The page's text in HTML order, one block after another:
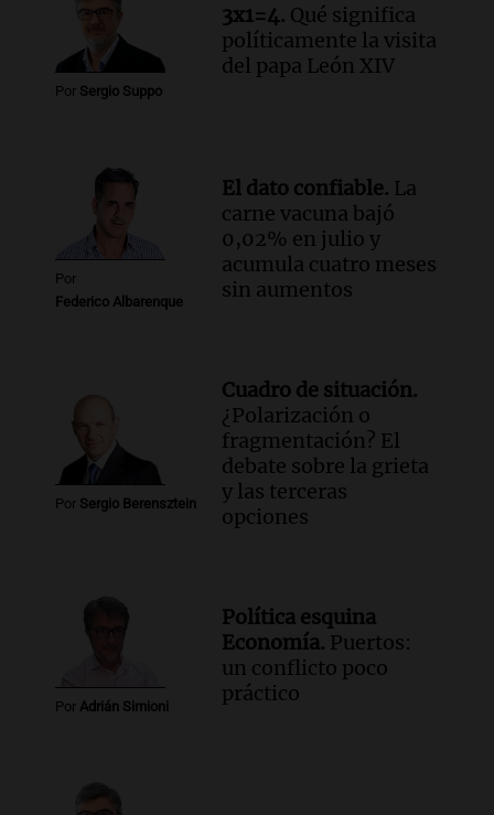
Audio.
Monseñor Fenoy celebra la visita
de León XIV a Argentina y reflexiona
sobre su impacto espiritual
Panorama Federal
Fe relativiza el impacto del fallo sobre
jubilaciones en la provincia
Panorama Federal
Episodios
Por Sergio Suppo
3x1=4. Qué significa
políticamente la visita
del papa León XIV
Por
Federico Albarenque
El dato confiable. La
carne vacuna bajó
0,02% en julio y
acumula cuatro meses
sin aumentos
Por Sergio Berensztein
Cuadro de situación.
¿Polarización o
fragmentación? El
debate sobre la grieta
y las terceras
opciones
Por Adrián Simioni
Política esquina
Economía. Puertos:
un conflicto poco
práctico